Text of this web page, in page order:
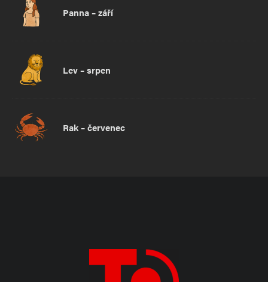
Panna – září
Lev – srpen
Rak – červenec